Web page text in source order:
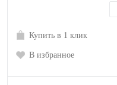
Купить в 1 клик
В избранное